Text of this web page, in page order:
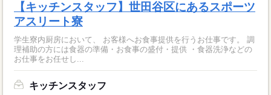
【キッチンスタッフ】世田谷区にあるスポーツ
アスリート寮
学生寮内厨房において、 お客様へお食事提供を行うお仕事です。 調
理補助の方には食器の準備・お食事の盛付・提供 ・食器洗浄などの
お仕事をお任せし...
キッチンスタッフ